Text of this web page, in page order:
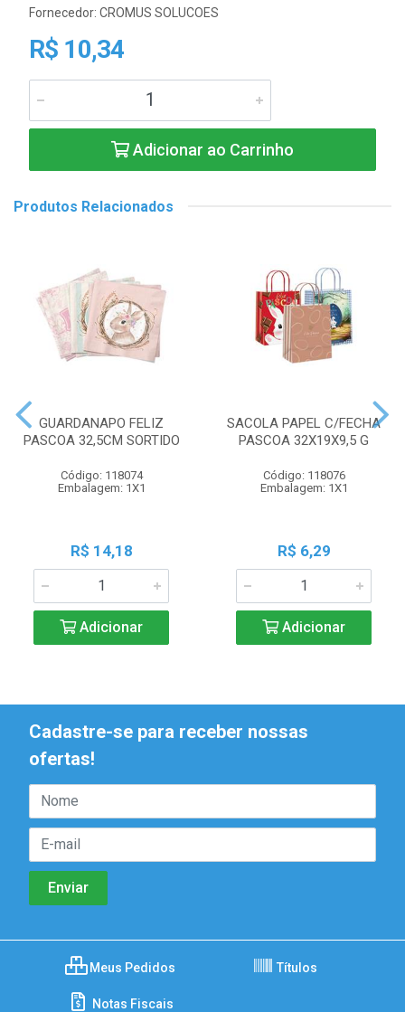
Fornecedor: CROMUS SOLUCOES
R$ 10,34
Adicionar ao Carrinho
Produtos Relacionados
GUARDANAPO FELIZ
PASCOA 32,5CM SORTIDO
Código: 118074
Embalagem: 1X1
R$ 14,18
Adicionar
SACOLA PAPEL C/FECHA
PASCOA 32X19X9,5 G
Código: 118076
Embalagem: 1X1
R$ 6,29
Adicionar
Cadastre-se para receber nossas
ofertas!
Meus Pedidos Títulos
Notas Fiscais